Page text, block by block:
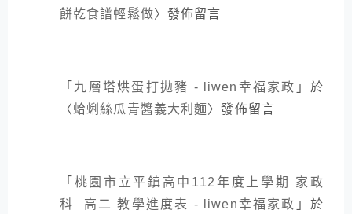
餅乾食譜輕鬆做〉發佈留言
「 九層塔烘蛋打拋豬 - liwen幸福家政 」於
〈蛤蜊絲瓜青醬義大利麵〉發佈留言
「 桃園市立平鎮高中112年度上學期 家政
科 高二 教學進度表 - liwen幸福家政 」於